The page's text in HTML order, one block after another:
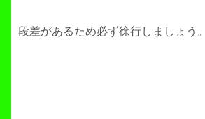
段差があるため必ず徐行しましょう。